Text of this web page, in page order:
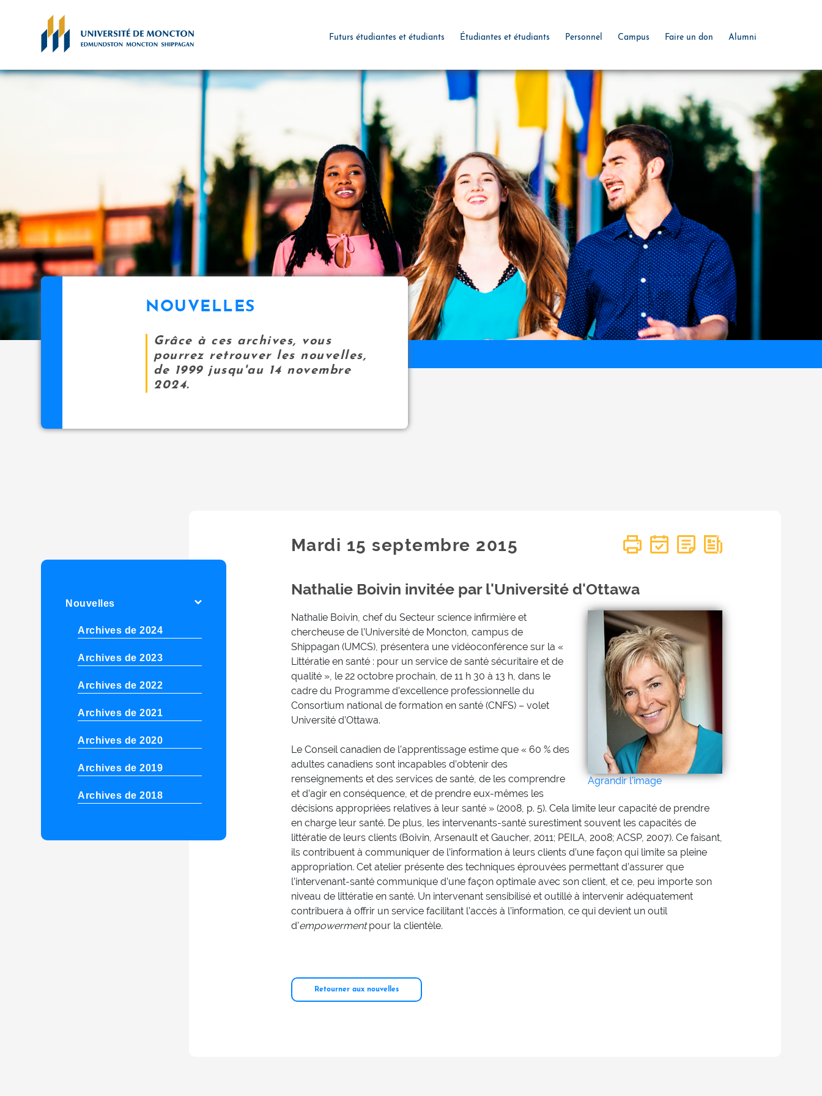
Futurs étudiantes et étudiants Étudiantes et étudiants Personnel Campus Faire un don Alumni
NOUVELLES
Grâce à ces archives, vous
pourrez retrouver les nouvelles,
de 1999 jusqu'au 14 novembre
2024.
Nouvelles
Archives de 2024
Archives de 2023
Archives de 2022
Archives de 2021
Archives de 2020
Archives de 2019
Archives de 2018
Mardi 15septembre 2015
Nathalie Boivin invitée par l'Université d'Ottawa
Agrandir l'image
Nathalie Boivin, chef du Secteur science infirmière et
chercheuse de l’Université de Moncton, campus de
Shippagan (UMCS), présentera une vidéoconférence sur la «
Littératie en santé : pour un service de santé sécuritaire et de
qualité », le 22 octobre prochain, de 11 h 30 à 13 h, dans le
cadre du Programme d’excellence professionnelle du
Consortium national de formation en santé (CNFS) – volet
Université d’Ottawa.
Le Conseil canadien de l’apprentissage estime que « 60 % des
adultes canadiens sont incapables d’obtenir des
renseignements et des services de santé, de les comprendre
et d’agir en conséquence, et de prendre eux-mêmes les
décisions appropriées relatives à leur santé » (2008, p. 5). Cela limite leur capacité de prendre
en charge leur santé. De plus, les intervenants-santé surestiment souvent les capacités de
littératie de leurs clients (Boivin, Arsenault et Gaucher, 2011; PEILA, 2008; ACSP, 2007). Ce faisant,
ils contribuent à communiquer de l’information à leurs clients d’une façon qui limite sa pleine
appropriation. Cet atelier présente des techniques éprouvées permettant d’assurer que
l’intervenant-santé communique d’une façon optimale avec son client, et ce, peu importe son
niveau de littératie en santé. Un intervenant sensibilisé et outillé à intervenir adéquatement
contribuera à offrir un service facilitant l’accès à l’information, ce qui devient un outil
d’empowermentpour la clientèle.
Retourner aux nouvelles